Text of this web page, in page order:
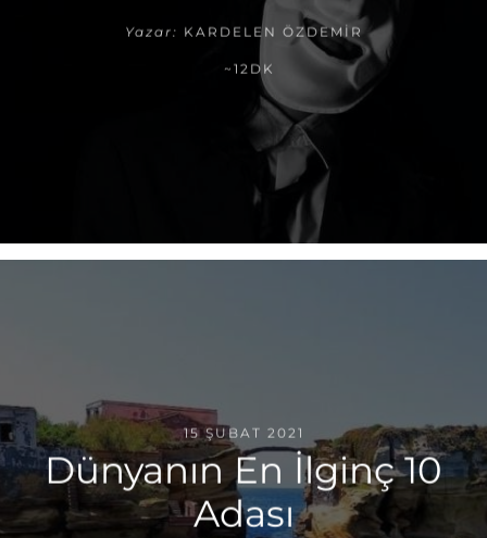
Yazar: KARDELEN ÖZDEMIR
~12DK
15 ŞUBAT 2021
Dünyanın En İlginç 10
Adası